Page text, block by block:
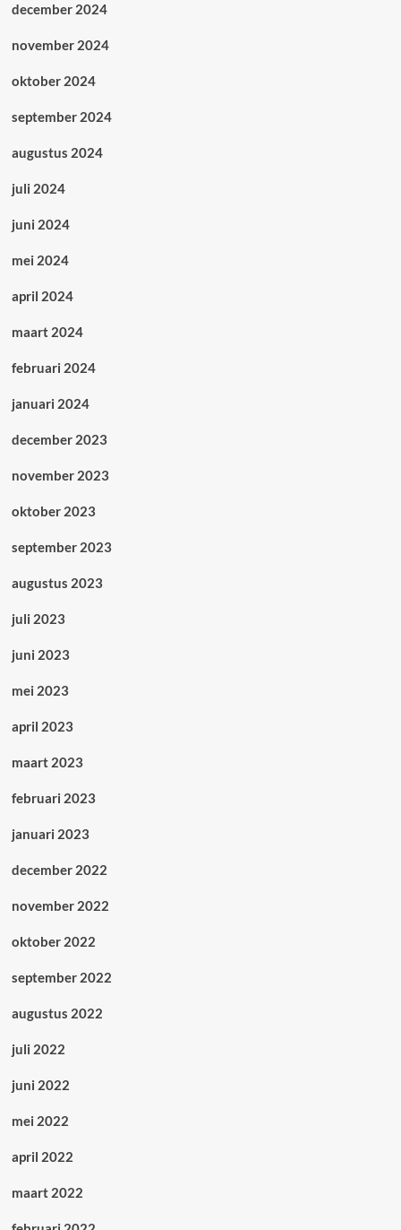
december 2024
november 2024
oktober 2024
september 2024
augustus 2024
juli 2024
juni 2024
mei 2024
april 2024
maart 2024
februari 2024
januari 2024
december 2023
november 2023
oktober 2023
september 2023
augustus 2023
juli 2023
juni 2023
mei 2023
april 2023
maart 2023
februari 2023
januari 2023
december 2022
november 2022
oktober 2022
september 2022
augustus 2022
juli 2022
juni 2022
mei 2022
april 2022
maart 2022